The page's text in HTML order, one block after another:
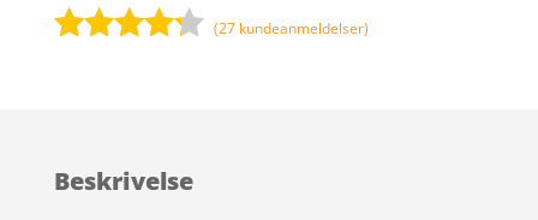
på
(27 kundeanmeldelser)
Beskrivelse